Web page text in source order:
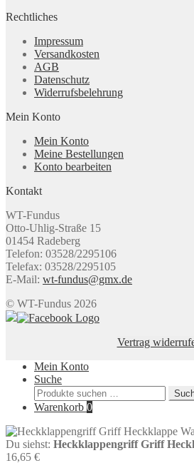
Rechtliches
Impressum
Versandkosten
AGB
Datenschutz
Widerrufsbelehrung
Mein Konto
Mein Konto
Meine Bestellungen
Konto bearbeiten
Kontakt
WT-Fundus
Otto-Uhlig-Straße 15
01454 Radeberg
Telefon: 03528/2295106
Telefax: 03528/2295105
E-Mail: wt-fundus@gmx.de
© WT-Fundus 2026
Vertrag
Mein Konto
Suche
Suchen
nach:
Warenkorb 0
Du siehst: Heckklappengriff Griff
16,65 €